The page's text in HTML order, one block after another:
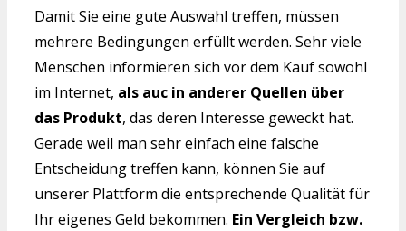
Damit Sie eine gute Auswahl treffen, müssen
mehrere Bedingungen erfüllt werden. Sehr viele
Menschen informieren sich vor dem Kauf sowohl
im Internet, als auc in anderer Quellen über
das Produkt, das deren Interesse geweckt hat.
Gerade weil man sehr einfach eine falsche
Entscheidung treffen kann, können Sie auf
unserer Plattform die entsprechende Qualität für
Ihr eigenes Geld bekommen. Ein Vergleich bzw.